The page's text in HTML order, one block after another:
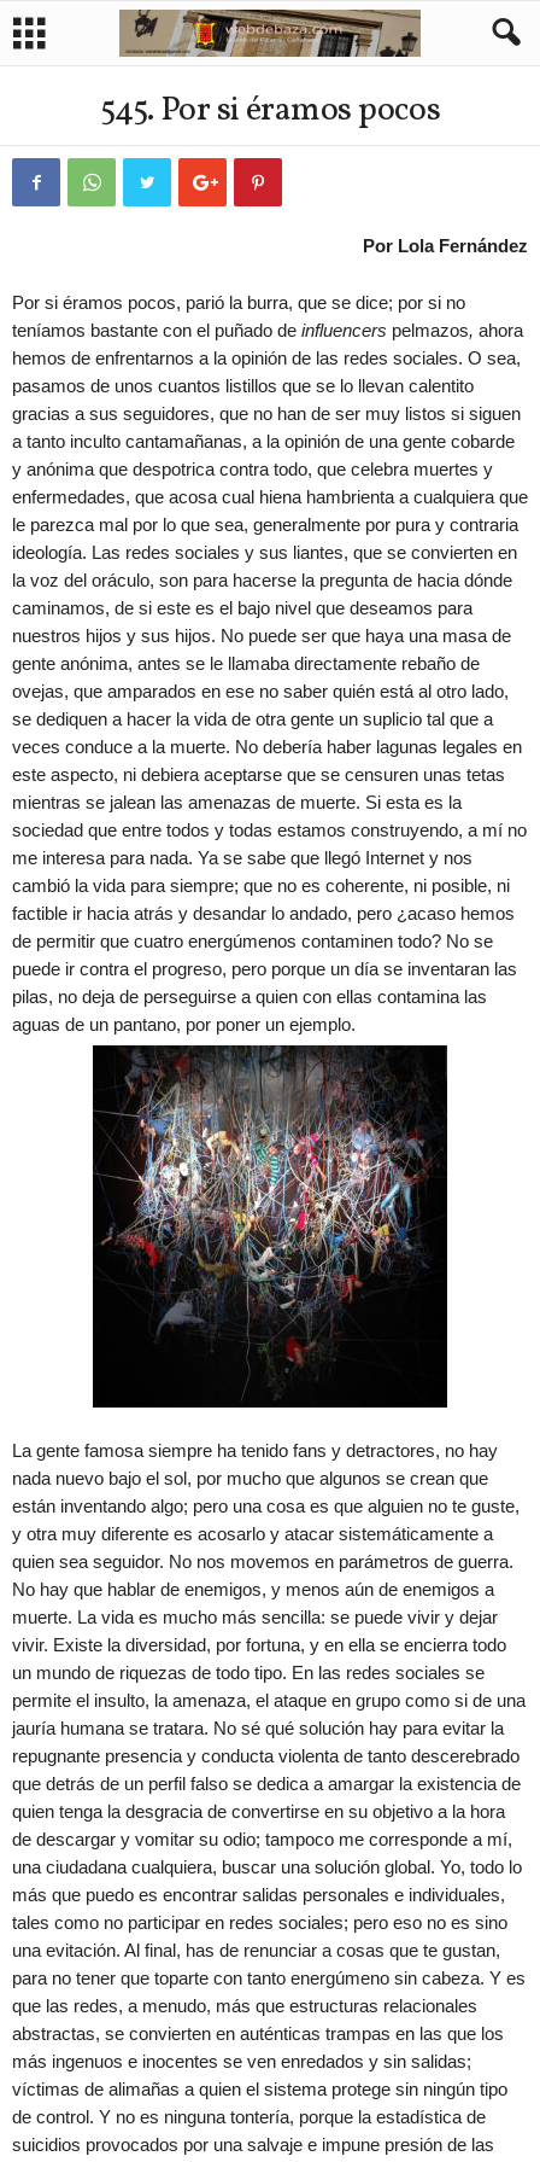
545. Por si éramos pocos
Por Lola Fernández
Por si éramos pocos, parió la burra, que se dice; por si no
teníamos bastante con el puñado de influencers pelmazos, ahora
hemos de enfrentarnos a la opinión de las redes sociales. O sea,
pasamos de unos cuantos listillos que se lo llevan calentito
gracias a sus seguidores, que no han de ser muy listos si siguen
a tanto inculto cantamañanas, a la opinión de una gente cobarde
y anónima que despotrica contra todo, que celebra muertes y
enfermedades, que acosa cual hiena hambrienta a cualquiera que
le parezca mal por lo que sea, generalmente por pura y contraria
ideología. Las redes sociales y sus liantes, que se convierten en
la voz del oráculo, son para hacerse la pregunta de hacia dónde
caminamos, de si este es el bajo nivel que deseamos para
nuestros hijos y sus hijos. No puede ser que haya una masa de
gente anónima, antes se le llamaba directamente rebaño de
ovejas, que amparados en ese no saber quién está al otro lado,
se dediquen a hacer la vida de otra gente un suplicio tal que a
veces conduce a la muerte. No debería haber lagunas legales en
este aspecto, ni debiera aceptarse que se censuren unas tetas
mientras se jalean las amenazas de muerte. Si esta es la
sociedad que entre todos y todas estamos construyendo, a mí no
me interesa para nada. Ya se sabe que llegó Internet y nos
cambió la vida para siempre; que no es coherente, ni posible, ni
factible ir hacia atrás y desandar lo andado, pero ¿acaso hemos
de permitir que cuatro energúmenos contaminen todo? No se
puede ir contra el progreso, pero porque un día se inventaran las
pilas, no deja de perseguirse a quien con ellas contamina las
aguas de un pantano, por poner un ejemplo.
La gente famosa siempre ha tenido fans y detractores, no hay
nada nuevo bajo el sol, por mucho que algunos se crean que
están inventando algo; pero una cosa es que alguien no te guste,
y otra muy diferente es acosarlo y atacar sistemáticamente a
quien sea seguidor. No nos movemos en parámetros de guerra.
No hay que hablar de enemigos, y menos aún de enemigos a
muerte. La vida es mucho más sencilla: se puede vivir y dejar
vivir. Existe la diversidad, por fortuna, y en ella se encierra todo
un mundo de riquezas de todo tipo. En las redes sociales se
permite el insulto, la amenaza, el ataque en grupo como si de una
jauría humana se tratara. No sé qué solución hay para evitar la
repugnante presencia y conducta violenta de tanto descerebrado
que detrás de un perfil falso se dedica a amargar la existencia de
quien tenga la desgracia de convertirse en su objetivo a la hora
de descargar y vomitar su odio; tampoco me corresponde a mí,
una ciudadana cualquiera, buscar una solución global. Yo, todo lo
más que puedo es encontrar salidas personales e individuales,
tales como no participar en redes sociales; pero eso no es sino
una evitación. Al final, has de renunciar a cosas que te gustan,
para no tener que toparte con tanto energúmeno sin cabeza. Y es
que las redes, a menudo, más que estructuras relacionales
abstractas, se convierten en auténticas trampas en las que los
más ingenuos e inocentes se ven enredados y sin salidas;
víctimas de alimañas a quien el sistema protege sin ningún tipo
de control. Y no es ninguna tontería, porque la estadística de
suicidios provocados por una salvaje e impune presión de las